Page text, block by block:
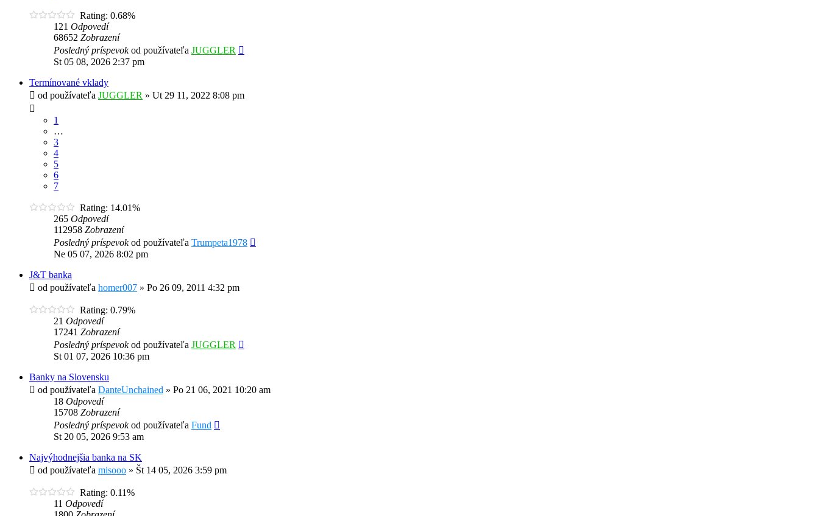
Rating: 0.68%
121 Odpovedí
68652 Zobrazení
Posledný príspevokod používateľa JUGGLER
St 05 08, 2026 2:37 pm
Termínované vklady
od používateľa JUGGLER » Ut 29 11, 2022 8:08 pm
1
…
3
4
5
6
7
Rating: 14.01%
265 Odpovedí
112958 Zobrazení
Posledný príspevokod používateľa Trumpeta1978
Ne 05 07, 2026 8:02 pm
J&T banka
od používateľa homer007 » Po 26 09, 2011 4:32 pm
Rating: 0.79%
21 Odpovedí
17241 Zobrazení
Posledný príspevokod používateľa JUGGLER
St 01 07, 2026 10:36 pm
Banky na Slovensku
od používateľa DanteUnchained » Po 21 06, 2021 10:20 am
18 Odpovedí
15708 Zobrazení
Posledný príspevokod používateľa Fund
St 20 05, 2026 9:53 am
Najvýhodnejšia banka na SK
od používateľa misooo » Št 14 05, 2026 3:59 pm
Rating: 0.11%
11 Odpovedí